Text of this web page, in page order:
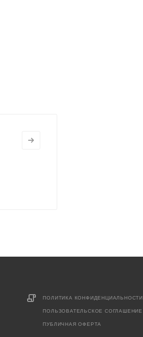
ПОЛИТИКА КОНФИДЕНЦИАЛЬНОСТИ
ПОЛЬЗОВАТЕЛЬСКОЕ СОГЛАШЕНИЕ
ПУБЛИЧНАЯ ОФЕРТА